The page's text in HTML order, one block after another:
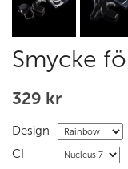
Smycke
329 kr
Design
CI